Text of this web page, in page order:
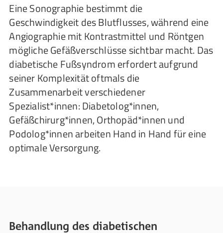
Eine Sonographie bestimmt die
Geschwindigkeit des Blutflusses, während eine
Angiographie mit Kontrastmittel und Röntgen
mögliche Gefäßverschlüsse sichtbar macht. Das
diabetische Fußsyndrom erfordert aufgrund
seiner Komplexität oftmals die
Zusammenarbeit verschiedener
Spezialist*innen: Diabetolog*innen,
Gefäßchirurg*innen, Orthopäd*innen und
Podolog*innen arbeiten Hand in Hand für eine
optimale Versorgung.
Behandlung des diabetischen